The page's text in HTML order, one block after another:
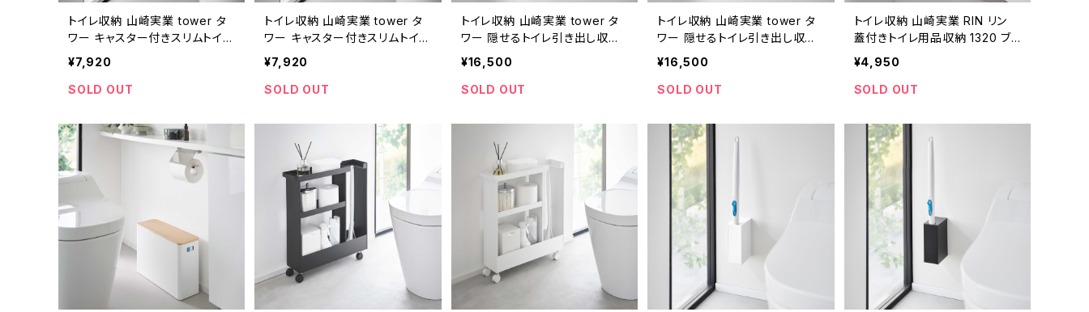
トイレ収納 山崎実業 tower タ
ワー キャスター付きスリムトイレ
ラック 1490 ブラック
¥7,920
SOLD OUT
トイレ収納 山崎実業 tower タ
ワー キャスター付きスリムトイレ
ラック 1489 ホワイト
¥7,920
SOLD OUT
トイレ収納 山崎実業 tower タ
ワー 隠せるトイレ引き出し収納
1427 ブラック
¥16,500
SOLD OUT
トイレ収納 山崎実業 tower タ
ワー 隠せるトイレ引き出し収納
1426 ホワイト
¥16,500
SOLD OUT
トイレ収納 山崎実業 RIN リン
蓋付きトイレ用品収納 1320 ブ
ラウン
¥4,950
SOLD OUT